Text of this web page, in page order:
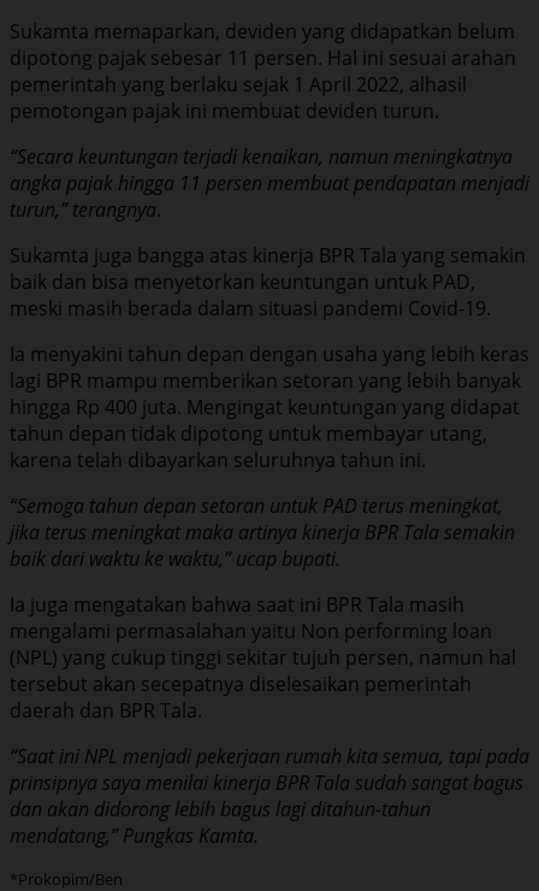
Sukamta memaparkan, deviden yang didapatkan belum
dipotong pajak sebesar 11 persen. Hal ini sesuai arahan
pemerintah yang berlaku sejak 1 April 2022, alhasil
pemotongan pajak ini membuat deviden turun.
“Secara keuntungan terjadi kenaikan, namun meningkatnya
angka pajak hingga 11 persen membuat pendapatan menjadi
turun,” terangnya.
Sukamta juga bangga atas kinerja BPR Tala yang semakin
baik dan bisa menyetorkan keuntungan untuk PAD,
meski masih berada dalam situasi pandemi Covid-19.
Ia menyakini tahun depan dengan usaha yang lebih keras
lagi BPR mampu memberikan setoran yang lebih banyak
hingga Rp 400 juta. Mengingat keuntungan yang didapat
tahun depan tidak dipotong untuk membayar utang,
karena telah dibayarkan seluruhnya tahun ini.
“Semoga tahun depan setoran untuk PAD terus meningkat,
jika terus meningkat maka artinya kinerja BPR Tala semakin
baik dari waktu ke waktu,” ucap bupati.
Ia juga mengatakan bahwa saat ini BPR Tala masih
mengalami permasalahan yaitu Non performing loan
(NPL) yang cukup tinggi sekitar tujuh persen, namun hal
tersebut akan secepatnya diselesaikan pemerintah
daerah dan BPR Tala.
“Saat ini NPL menjadi pekerjaan rumah kita semua, tapi pada
prinsipnya saya menilai kinerja BPR Tala sudah sangat bagus
dan akan didorong lebih bagus lagi ditahun-tahun
mendatang,” Pungkas Kamta.
*Prokopim/Ben